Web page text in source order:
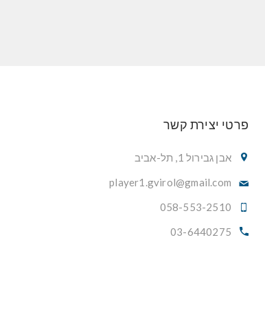
פרטי יצירת קשר
אבן גבירול 1, תל-אביב
player1.gvirol@gmail.com
058-553-2510
03-6440275